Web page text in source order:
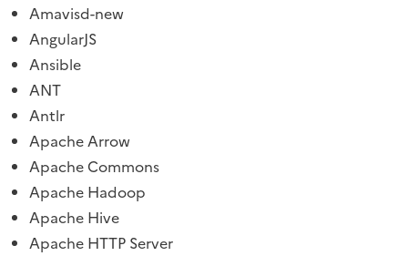
Amavisd-new
AngularJS
Ansible
ANT
Antlr
Apache Arrow
Apache Commons
Apache Hadoop
Apache Hive
Apache HTTP Server